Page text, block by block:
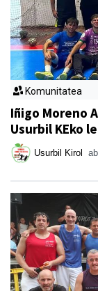
Komunitatea
Iñigo Moreno
Usurbil KEko
Usurbil Kirol